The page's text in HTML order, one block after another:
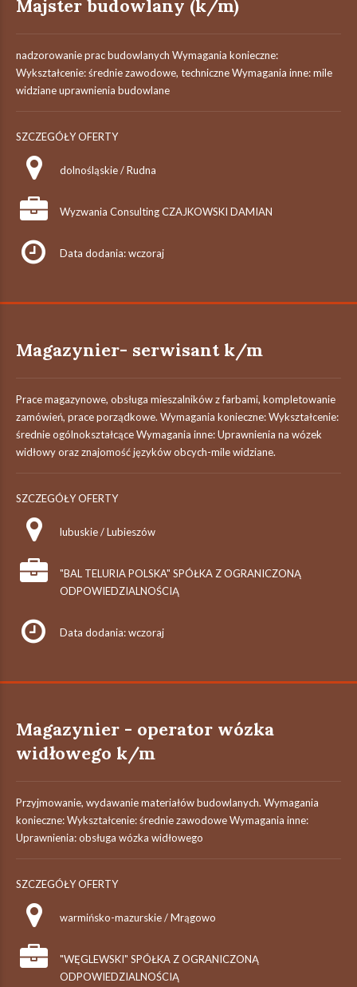
Majster budowlany (k/m)
nadzorowanie prac budowlanych Wymagania konieczne:
Wykształcenie: średnie zawodowe, techniczne Wymagania inne: mile
widziane uprawnienia budowlane
SZCZEGÓŁY OFERTY
dolnośląskie / Rudna
Wyzwania Consulting CZAJKOWSKI DAMIAN
Data dodania: wczoraj
Magazynier- serwisant k/m
Prace magazynowe, obsługa mieszalników z farbami, kompletowanie
zamówień, prace porządkowe. Wymagania konieczne: Wykształcenie:
średnie ogólnokształcące Wymagania inne: Uprawnienia na wózek
widłowy oraz znajomość języków obcych-mile widziane.
SZCZEGÓŁY OFERTY
lubuskie / Lubieszów
"BAL TELURIA POLSKA" SPÓŁKA Z OGRANICZONĄ
ODPOWIEDZIALNOŚCIĄ
Data dodania: wczoraj
Magazynier - operator wózka
widłowego k/m
Przyjmowanie, wydawanie materiałów budowlanych. Wymagania
konieczne: Wykształcenie: średnie zawodowe Wymagania inne:
Uprawnienia: obsługa wózka widłowego
SZCZEGÓŁY OFERTY
warmińsko-mazurskie / Mrągowo
"WĘGLEWSKI" SPÓŁKA Z OGRANICZONĄ
ODPOWIEDZIALNOŚCIĄ